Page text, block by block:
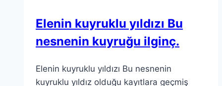
Elenin kuyruklu yıldızı Bu
nesnenin kuyruğu ilginç.
Elenin kuyruklu yıldızı Bu nesnenin
kuyruklu yıldız olduğu kayıtlara geçmiş